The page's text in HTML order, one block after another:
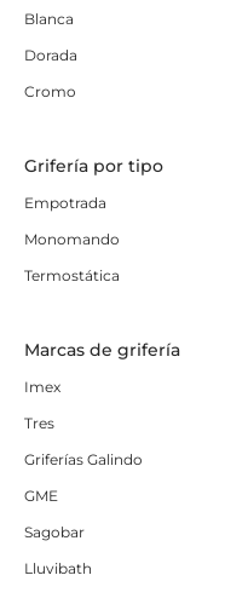
Blanca
Dorada
Cromo
Grifería por tipo
Empotrada
Monomando
Termostática
Marcas de grifería
Imex
Tres
Griferías Galindo
GME
Sagobar
Lluvibath